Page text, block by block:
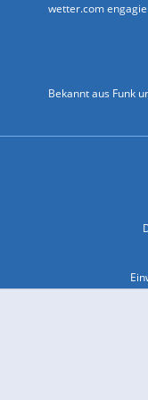
wetter.com
Bekannt aus Funk